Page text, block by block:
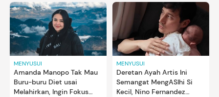
MENYUSUI
Amanda Manopo Tak Mau
Buru-buru Diet usai
Melahirkan, Ingin Fokus
MENYUSUI
Deretan Ayah Artis Ini
Semangat MengASIhi Si
Kecil, Nino Fernandez